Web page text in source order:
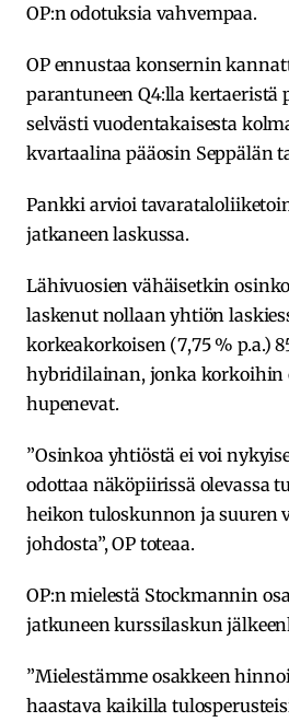
OP:n odotuksia vahvempaa.
OP ennustaa konsernin
parantuneen Q4:lla kertaeristä
selvästi vuodentakaisesta
kvartaalina pääosin Seppälän
Pankki arvioi
jatkaneen laskussa.
Lähivuosien vähäisetkin
laskenut nollaan yhtiön
korkeakorkoisen (7,75 % p.a.)
hybridilainan, jonka korkoihin
hupenevat.
”Osinkoa yhtiöstä ei voi
odottaa näköpiirissä olevassa
heikon tuloskunnon ja suuren
johdosta”, OP toteaa.
OP:n mielestä Stockmannin
jatkuneen kurssilaskun
”Mielestämme osakkeen
haastava kaikilla